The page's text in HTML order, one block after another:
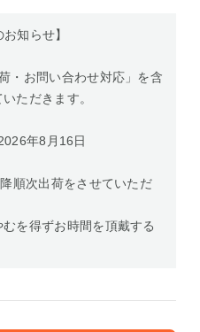
知らせ】
・お問い合わせ対応」を含
ただきます。
年8月16日
順次出荷をさせていただ
を得ずお時間を頂戴する